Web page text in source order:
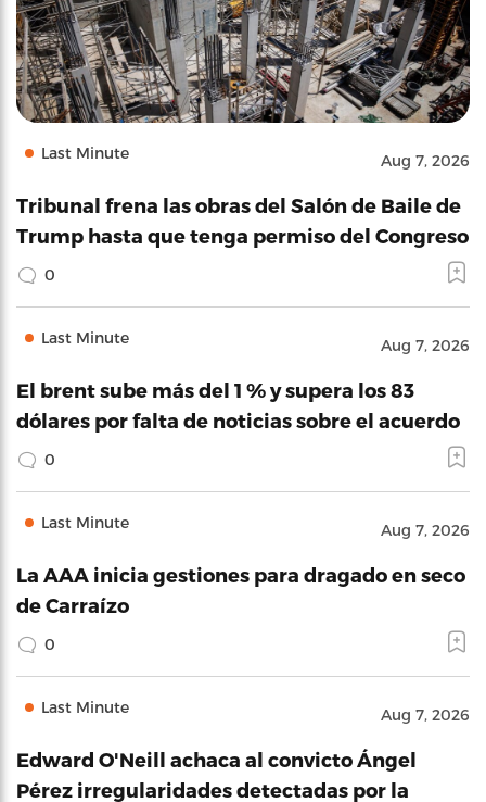
Last Minute Aug 7, 2026
Tribunal frena las obras del Salón de Baile de
Trump hasta que tenga permiso del Congreso
0
Last Minute Aug 7, 2026
El brent sube más del 1 % y supera los 83
dólares por falta de noticias sobre el acuerdo
0
Last Minute Aug 7, 2026
La AAA inicia gestiones para dragado en seco
de Carraízo
0
Last Minute Aug 7, 2026
Edward O'Neill achaca al convicto Ángel
Pérez irregularidades detectadas por la